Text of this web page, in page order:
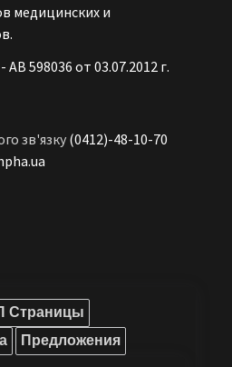
медицинских и
598036 от 03.07.2012 г.
зв'язку (0412)-48-10-70
Страницы
Предложения